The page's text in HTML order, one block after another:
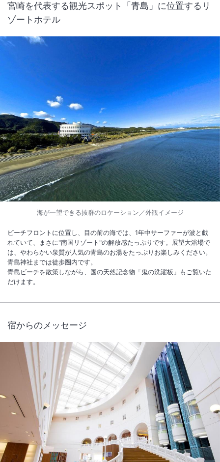
1 /10
外観
緑豊かな遊園地“こどものくに”と青島ビーチに隣接する大型リゾートホ
テルです。３階の展望温泉大浴場からは太平洋と青島が一望できます。
総客室数
チェックイン
15:00/ OUT チェックアウト
11:00
大浴場あり
温泉
駐車場あり
施設からのお知らせ
【※ホテル駐車場満車の場合】
提携駐車場(Times)をご利用の場合は、駐車券をホテルフロントへご提
示ください。
【館内レストラン店休日のお知らせ】
■１Ｆ中国料理「龍王」毎週木曜日
■２Ｆ和食処旬魚「日向雫」毎週火曜日
宮崎を代表する観光スポット「青島」に位置するリ
ゾートホテル
海が一望できる抜群のロケーション／外観イメージ
ビーチフロントに位置し、目の前の海では、1年中サーファーが波と戯
れていて、まさに"南国リゾート"の解放感たっぷりです。展望大浴場で
は、やわらかい泉質が人気の青島のお湯をたっぷりお楽しみください。
青島神社までは徒歩圏内です。
青島ビーチを散策しながら、国の天然記念物「鬼の洗濯板」もご覧いた
だけます。
宿からのメッセージ